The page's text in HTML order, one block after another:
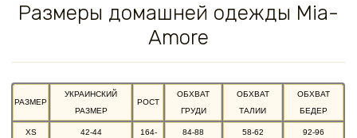
Размеры домашней одежды Mia-
Amore
РАЗМЕР
УКРАИНСКИЙ
РАЗМЕР
РОСТ
ОБХВАТ
ГРУДИ
ОБХВАТ
ТАЛИИ
ОБХВАТ
БЕДЕР
XS 42-44
164-
84-88 58-62 92-96